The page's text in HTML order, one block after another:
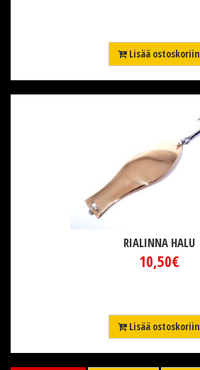
Lisää ostoskoriin
RIALINNA HALU
10,50€
Lisää ostoskoriin